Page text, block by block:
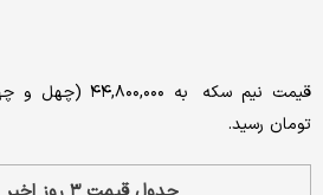
قیمت نیم سکه به
تومان رسید.